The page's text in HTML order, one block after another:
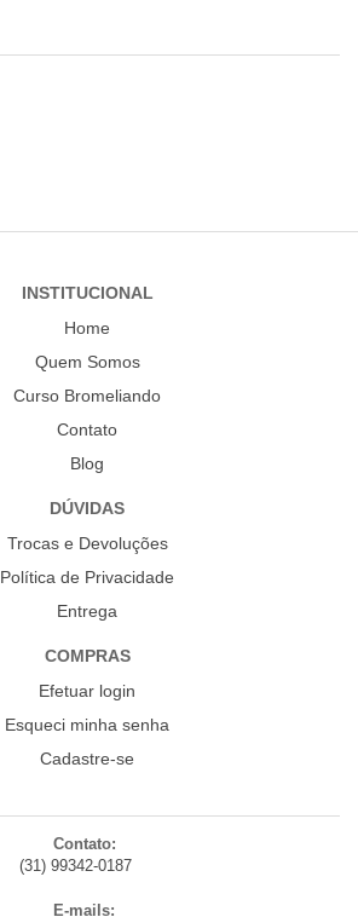
INSTITUCIONAL
Home
Quem Somos
Curso Bromeliando
Contato
Blog
DÚVIDAS
Trocas e Devoluções
Política de Privacidade
Entrega
COMPRAS
Efetuar login
Esqueci minha senha
Cadastre-se
Contato:
(31) 99342-0187
E-mails: